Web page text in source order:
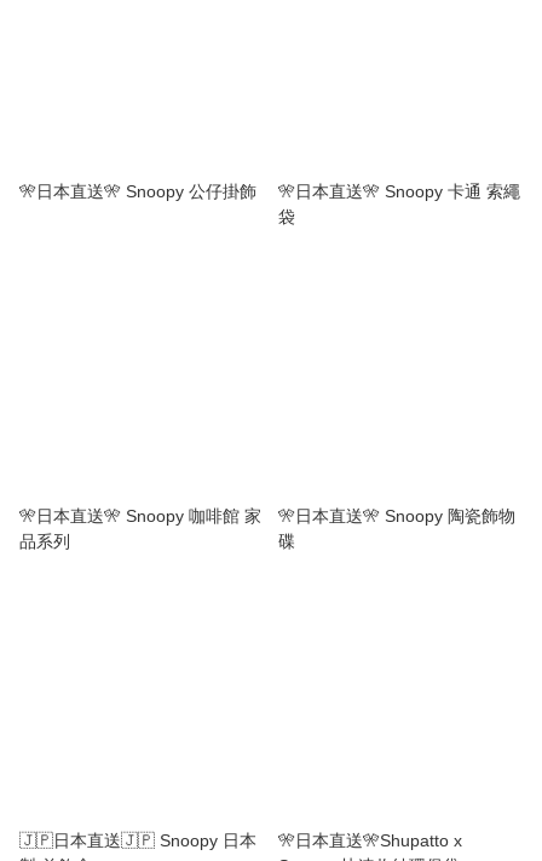
🎌日本直送🎌 Snoopy 公仔掛飾
🎌日本直送🎌 Snoopy 卡通 索繩
袋
🎌日本直送🎌 Snoopy 咖啡館 家
品系列
🎌日本直送🎌 Snoopy 陶瓷飾物
碟
🇯🇵日本直送🇯🇵 Snoopy 日本
🎌日本直送🎌Shupatto x